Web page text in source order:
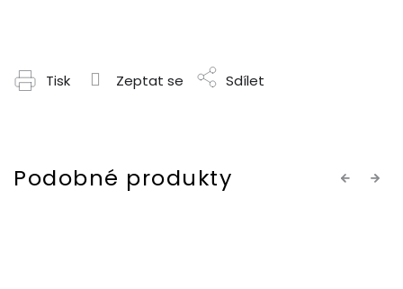
Tisk Zeptat se Sdílet
Previous
Next